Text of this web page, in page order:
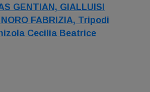
GENTIAN, GIALLUISI
NORO FABRIZIA, Tripodi
Cecilia Beatrice